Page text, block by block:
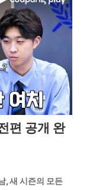
편 공개 완
, 새 시즌의 모든